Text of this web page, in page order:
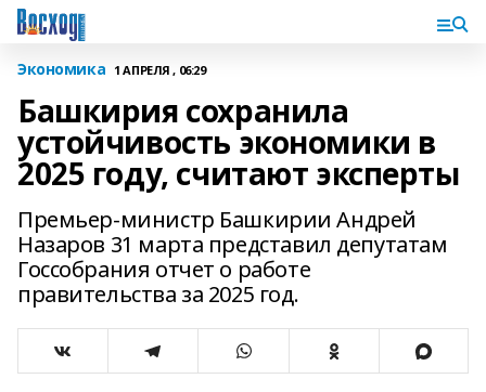
Экономика 1 АПРЕЛЯ , 06:29
Башкирия сохранила
устойчивость экономики в
2025 году, считают эксперты
Премьер-министр Башкирии Андрей
Назаров 31 марта представил депутатам
Госсобрания отчет о работе
правительства за 2025 год.